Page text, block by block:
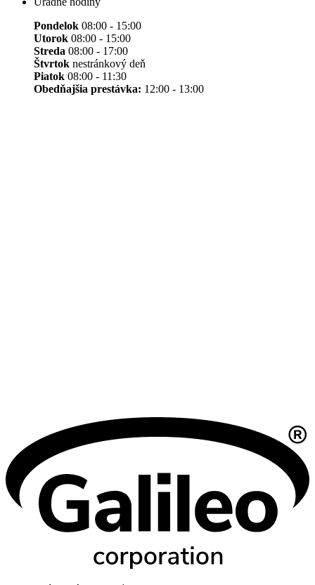
Pondelok 08:00 - 15:00
Utorok 08:00 - 15:00
Streda 08:00 - 17:00
Štvrtok nestránkový deň
Piatok 08:00 - 11:30
Obedňajšia prestávka: 12:00 - 13:00